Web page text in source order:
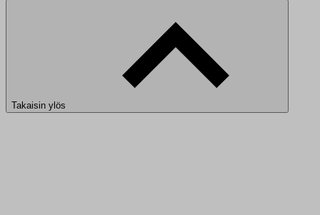
Takaisin ylös